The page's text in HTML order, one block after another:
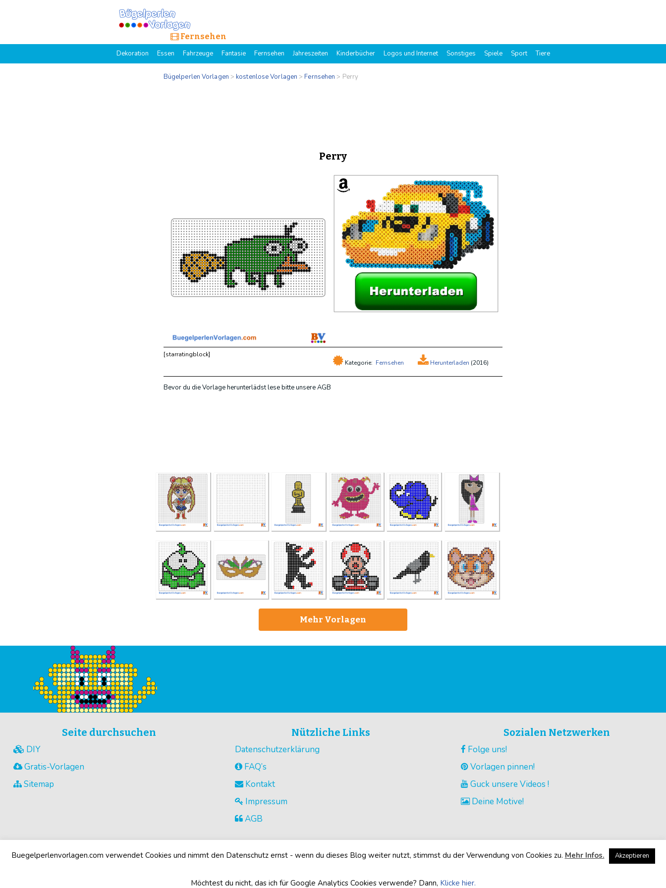
Fernsehen
Dekoration Essen Fahrzeuge Fantasie Fernsehen Jahreszeiten Kinderbücher Logos und Internet Sonstiges Spiele Sport Tiere
Bügelperlen Vorlagen >kostenlose Vorlagen >Fernsehen > Perry
Perry
[starratingblock]
Herunterladen (2016)
Kategorie: Fernsehen
Bevor du die Vorlage herunterlädst lese bitte unsere AGB
Mehr Vorlagen
Seite durchsuchen
DIY
Gratis-Vorlagen
Sitemap
Nützliche Links
Datenschutzerklärung
FAQ’s
Kontakt
Impressum
AGB
Sozialen Netzwerken
Folge uns!
Vorlagen pinnen!
Guck unsere Videos !
Deine Motive!
Buegelperlenvorlagen.com verwendet Cookies und nimmt den Datenschutz ernst - wenn du dieses Blog weiter nutzt, stimmst du der Verwendung von Cookies zu. Mehr Infos. Akzeptieren
Möchtest du nicht, das ich für Google Analytics Cookies verwende? Dann, Klicke hier.